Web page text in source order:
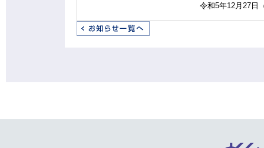
令和5年12月27日